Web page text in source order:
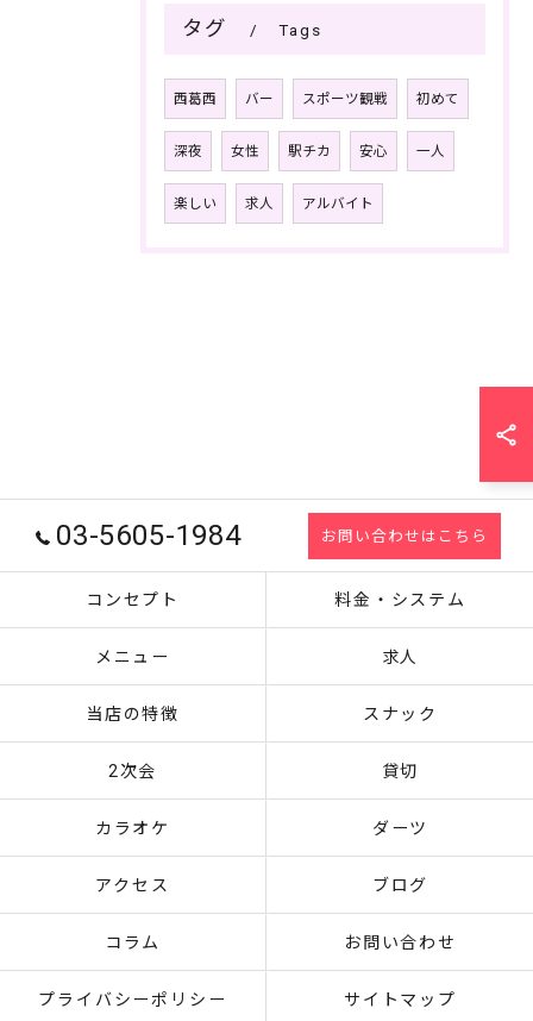
タグ Tags
西葛西 バー スポーツ観戦 初めて
深夜 女性 駅チカ 安心 一人
楽しい 求人 アルバイト
03-5605-1984 お問い合わせはこちら
コンセプト 料金・システム
メニュー 求人
当店の特徴 スナック
2次会 貸切
カラオケ ダーツ
アクセス ブログ
コラム お問い合わせ
プライバシーポリシー サイトマップ